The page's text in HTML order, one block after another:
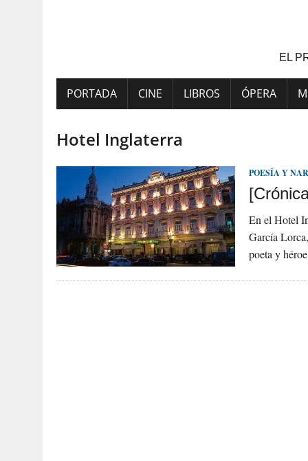
EL
PORTADA CINE LIBROS ÓPERA
Hotel Inglaterra
POESÍA Y
En el Hotel
García
poeta y